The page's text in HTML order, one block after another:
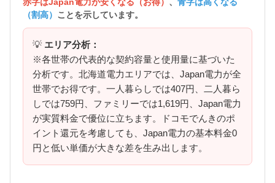
（割高） ことを示しています。
💡 エリア分析：
※各世帯の代表的な契約容量と使用量に基づいた
分析です。北海道電力エリアでは、Japan電力が全
世帯でお得です。一人暮らしでは407円、二人暮ら
しでは759円、ファミリーでは1,619円、Japan電力
が実質料金で優位に立ちます。ドコモでんきのポ
イント還元を考慮しても、Japan電力の基本料金0
円と低い単価が大きな差を生み出します。